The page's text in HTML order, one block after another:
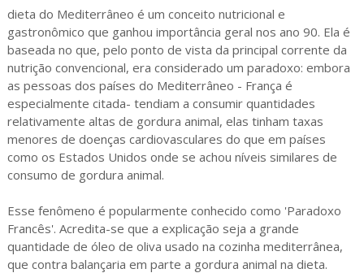
dieta do Mediterrâneo é um conceito nutricional e
gastronômico que ganhou importância geral nos ano 90. Ela é
baseada no que, pelo ponto de vista da principal corrente da
nutrição convencional, era considerado um paradoxo: embora
as pessoas dos países do Mediterrâneo - França é
especialmente citada- tendiam a consumir quantidades
relativamente altas de gordura animal, elas tinham taxas
menores de doenças cardiovasculares do que em países
como os Estados Unidos onde se achou níveis similares de
consumo de gordura animal.
Esse fenômeno é popularmente conhecido como 'Paradoxo
Francês'. Acredita-se que a explicação seja a grande
quantidade de óleo de oliva usado na cozinha mediterrânea,
que contra balançaria em parte a gordura animal na dieta.